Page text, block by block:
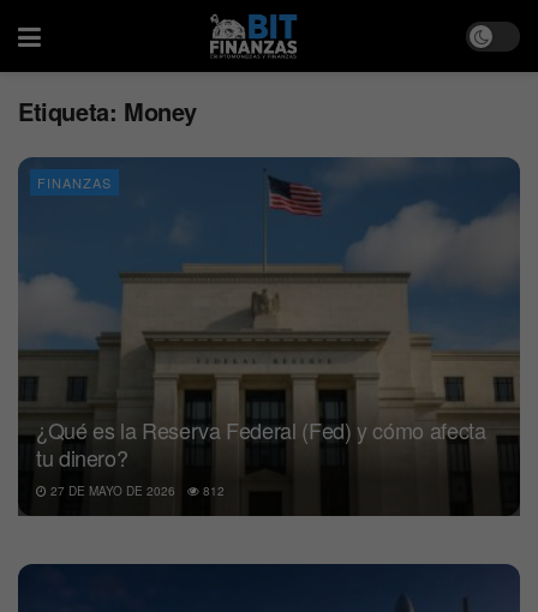
Etiqueta: Money
FINANZAS
¿Qué es la Reserva Federal (Fed) y cómo afecta
tu dinero?
27 DE MAYO DE 2026 812